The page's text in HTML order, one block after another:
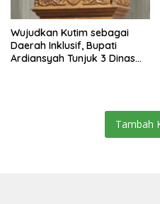
Wujudkan Kutim sebagai
Daerah Inklusif, Bupati
Ardiansyah Tunjuk 3 Dinas
Tambah